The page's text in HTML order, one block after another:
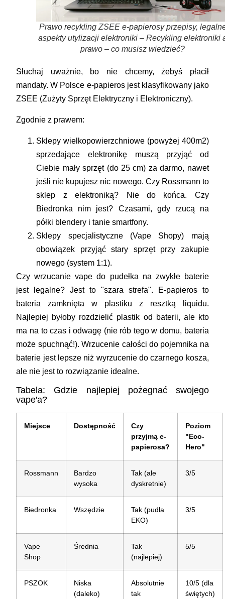
Prawo recykling ZSEE e-papierosy przepisy,
aspekty utylizacji elektroniki – Recykling elektroniki
prawo – co musisz wiedzieć?
Słuchaj uważnie, bo nie chcemy, żebyś płacił
mandaty. W Polsce e-papieros jest klasyfikowany jako
ZSEE (Zużyty Sprzęt Elektryczny i Elektroniczny).
Zgodnie z prawem:
Sklepy wielkopowierzchniowe (powyżej 400m2)
sprzedające elektronikę muszą przyjąć od
Ciebie mały sprzęt (do 25 cm) za darmo, nawet
jeśli nie kupujesz nic nowego. Czy Rossmann to
sklep z elektroniką? Nie do końca. Czy
Biedronka nim jest? Czasami, gdy rzucą na
półki blendery i tanie smartfony.
Sklepy specjalistyczne (Vape Shopy) mają
obowiązek przyjąć stary sprzęt przy zakupie
nowego (system 1:1).
Czy wrzucanie vape do pudełka na zwykłe baterie
jest legalne? Jest to "szara strefa". E-papieros to
bateria zamknięta w plastiku z resztką liquidu.
Najlepiej byłoby rozdzielić plastik od baterii, ale kto
ma na to czas i odwagę (nie rób tego w domu, bateria
może spuchnąć!). Wrzucenie całości do pojemnika na
baterie jest lepsze niż wyrzucenie do czarnego kosza,
ale nie jest to rozwiązanie idealne.
Tabela: Gdzie najlepiej pożegnać swojego
vape'a?
Miejsce Dostępność
Czy
przyjmą e-
papierosa?
Poziom
"Eco-
Hero"
Rossmann
Bardzo
wysoka
Tak (ale
dyskretnie)
3/5
Biedronka Wszędzie
Tak (pudła
EKO)
3/5
Vape
Shop
Średnia
Tak
(najlepiej)
5/5
PSZOK
Niska
(daleko)
Absolutnie
tak
10/5 (dla
świętych)